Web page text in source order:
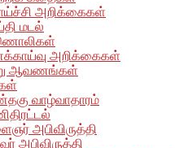
அறிக்கைகள்
மடல்
அறிக்கைகள்
ஆவணங்கள்
வாழ்வாதாரம்
அபிவிருத்தி
அபிவிருத்தி